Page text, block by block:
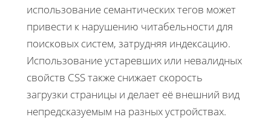
использование семантических тегов может
привести к нарушению читабельности для
поисковых систем, затрудняя индексацию.
Использование устаревших или невалидных
свойств CSS также снижает скорость
загрузки страницы и делает её внешний вид
непредсказуемым на разных устройствах.